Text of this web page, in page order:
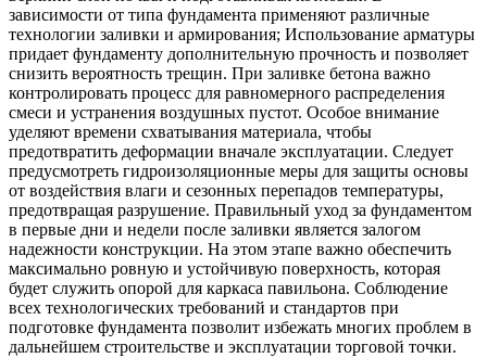
зависимости от типа фундамента применяют различные
технологии заливки и армирования; Использование арматуры
придает фундаменту дополнительную прочность и позволяет
снизить вероятность трещин. При заливке бетона важно
контролировать процесс для равномерного распределения
смеси и устранения воздушных пустот. Особое внимание
уделяют времени схватывания материала, чтобы
предотвратить деформации вначале эксплуатации. Следует
предусмотреть гидроизоляционные меры для защиты основы
от воздействия влаги и сезонных перепадов температуры,
предотвращая разрушение. Правильный уход за фундаментом
в первые дни и недели после заливки является залогом
надежности конструкции. На этом этапе важно обеспечить
максимально ровную и устойчивую поверхность, которая
будет служить опорой для каркаса павильона. Соблюдение
всех технологических требований и стандартов при
подготовке фундамента позволит избежать многих проблем в
дальнейшем строительстве и эксплуатации торговой точки.